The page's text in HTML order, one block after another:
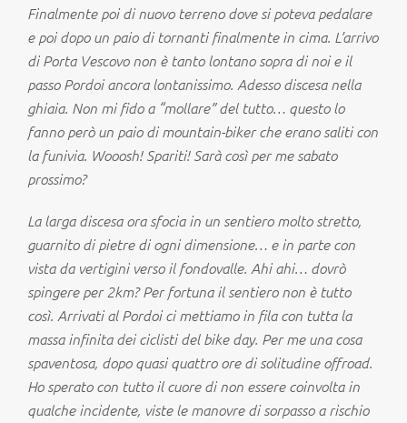
Finalmente poi di nuovo terreno dove si poteva pedalare
e poi dopo un paio di tornanti finalmente in cima. L’arrivo
di Porta Vescovo non è tanto lontano sopra di noi e il
passo Pordoi ancora lontanissimo. Adesso discesa nella
ghiaia. Non mi fido a “mollare” del tutto… questo lo
fanno però un paio di mountain-biker che erano saliti con
la funivia. Wooosh! Spariti! Sarà così per me sabato
prossimo?
La larga discesa ora sfocia in un sentiero molto stretto,
guarnito di pietre di ogni dimensione… e in parte con
vista da vertigini verso il fondovalle. Ahi ahi… dovrò
spingere per 2km? Per fortuna il sentiero non è tutto
così. Arrivati al Pordoi ci mettiamo in fila con tutta la
massa infinita dei ciclisti del bike day. Per me una cosa
spaventosa, dopo quasi quattro ore di solitudine offroad.
Ho sperato con tutto il cuore di non essere coinvolta in
qualche incidente, viste le manovre di sorpasso a rischio